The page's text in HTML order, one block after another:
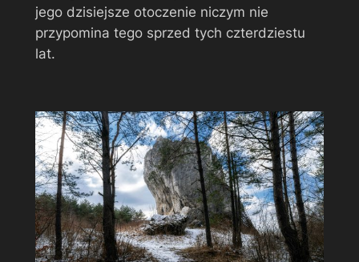
jego dzisiejsze otoczenie niczym nie
przypomina tego sprzed tych czterdziestu
lat.